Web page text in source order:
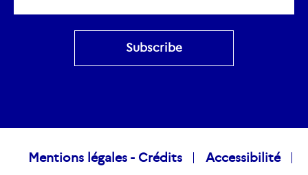
Raccourcis
Mentions légales - Crédits
Accessibilité